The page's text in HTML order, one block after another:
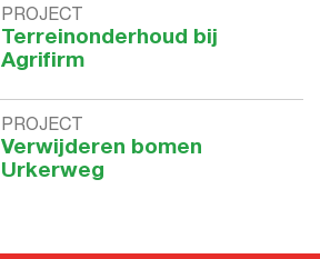
PROJECT
Terreinonderhoud bij
Agrifirm
PROJECT
Verwijderen bomen
Urkerweg